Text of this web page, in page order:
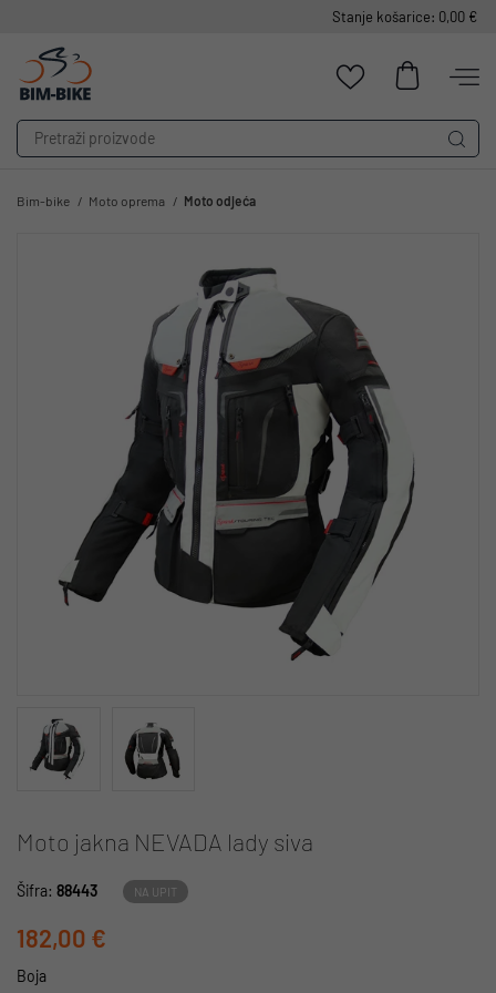
Stanje košarice: 0,00 €
Bim-bike Moto oprema Moto odjeća
Moto jakna NEVADA lady siva
Šifra: 88443 NA UPIT
182,00 €
Boja